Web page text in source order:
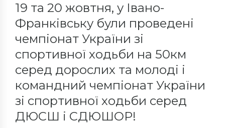
19 та 20 жовтня, у Івано-
Франківську були проведені
чемпіонат України зі
спортивної ходьби на 50км
серед дорослих та молоді і
командний чемпіонат України
зі спортивної ходьби серед
ДЮСШ і СДЮШОР!